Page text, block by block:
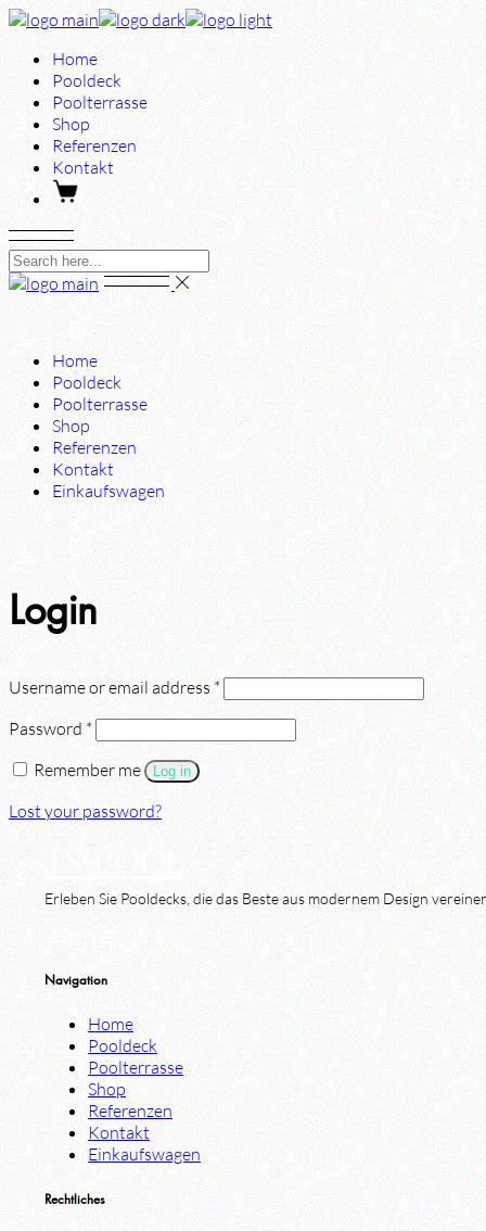
Skip
content
Home
Pooldeck
Poolterrasse
Shop
Referenzen
Kontakt
Home
Pooldeck
Poolterrasse
Shop
Referenzen
Kontakt
Einkaufswagen
Login
Username or email address *
Password *
Remember me
Log in
Lost your password?
TS POOL
Erleben Sie Pooldecks, die das Beste aus modernem Design
TikTok
Navigation
Home
Pooldeck
Poolterrasse
Shop
Referenzen
Kontakt
Einkaufswagen
Rechtliches